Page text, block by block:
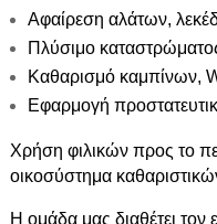
Αφαίρεση αλάτων,
Πλύσιμο
Καθαρισμό καμπίνων,
Εφαρμογή
Χρήση φιλικών προς το
οικοσύστημα
Η ομάδα μας διαθέτει τον